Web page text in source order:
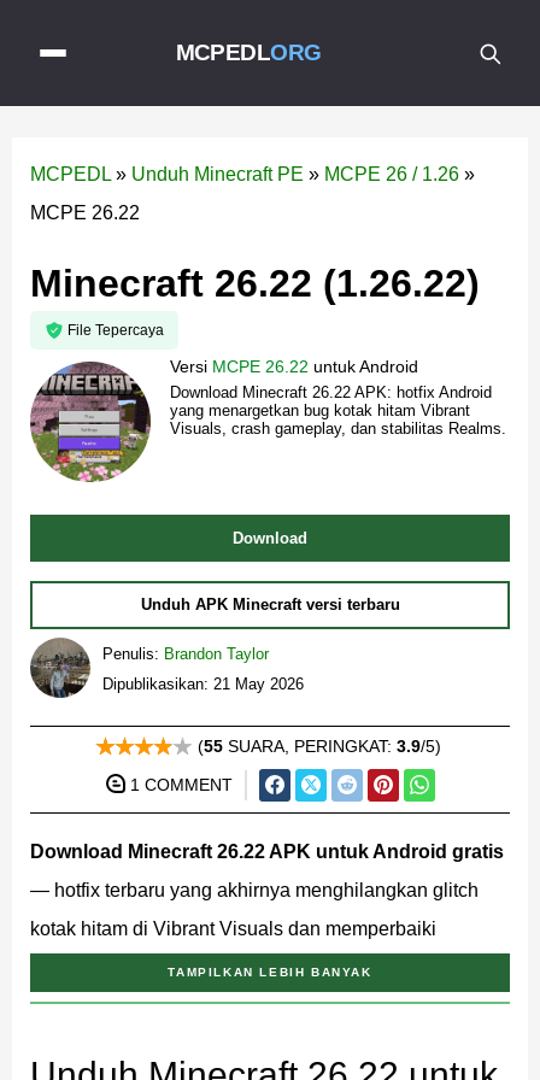
MCPEDLORG
MCPEDL » Unduh Minecraft PE » MCPE 26 / 1.26 »
MCPE 26.22
Minecraft 26.22 (1.26.22)
File Tepercaya
Versi MCPE 26.22 untukAndroid
Download Minecraft 26.22 APK: hotfix Android
yang menargetkan bug kotak hitam Vibrant
Visuals, crash gameplay, dan stabilitas Realms.
(55 SUARA, PERINGKAT: 3.9/5)
1 COMMENT
Download
Unduh APK Minecraft versi terbaru
Penulis: Brandon Taylor
Dipublikasikan: 21 May 2026
Download Minecraft 26.22 APK untuk Android gratis
— hotfix terbaru yang akhirnya menghilangkan glitch
kotak hitam di Vibrant Visuals dan memperbaiki
beberapa crash gameplay, tersedia melalui Google Play
dan Realms.
TAMPILKAN LEBIH BANYAK